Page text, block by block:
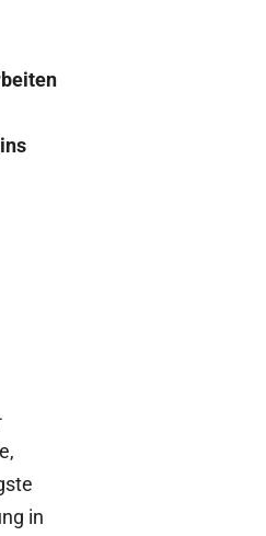
in